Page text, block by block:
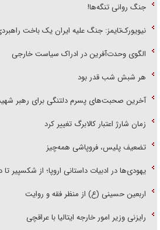
جنگ روانی تنگه‌ها!
نیویورک‌تایمز: جنگ علیه ایران یک باخت
الگوی وحدت‌آفرین در ادراک سیاست خارجی
هر شبش شب قدر بود
آخرین صحبت‌های پسرم دلتنگی برای رهبر
زمان شارژ اعتبار کالابرگ تغییر کرد
تضعیف پلیس، فروپاشی همه‌چیز
یهودی‌ها در ادبیات داستانی اروپا؛ از شکسپیر تا
اربعین حسینی (ع) از منظر فقه و روایت
رایزنی وزیر امور خارجه ایتالیا با عراقچی